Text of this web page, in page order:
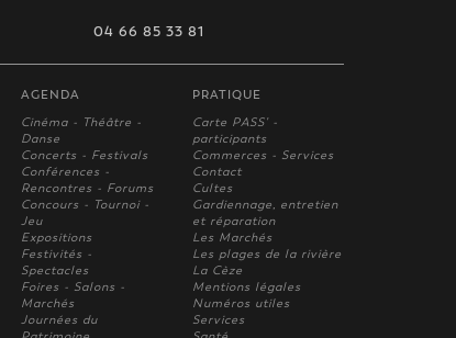
04 66 85 33 81
AGENDA
Cinéma - Théâtre -
Danse
Concerts - Festivals
Conférences -
Rencontres - Forums
Concours - Tournoi -
Jeu
Expositions
Festivités -
Spectacles
Foires - Salons -
Marchés
Journées du
PRATIQUE
Carte PASS' -
participants
Commerces - Services
Contact
Cultes
Gardiennage, entretien
et réparation
Les Marchés
Les plages de la rivière
La Cèze
Mentions légales
Numéros utiles
Services